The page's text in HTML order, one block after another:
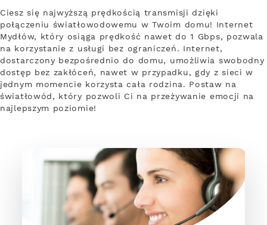
Ciesz się najwyższą prędkością transmisji dzięki
połączeniu światłowodowemu w Twoim domu! Internet
Mydłów, który osiąga prędkość nawet do 1 Gbps, pozwala
na korzystanie z usługi bez ograniczeń. Internet,
dostarczony bezpośrednio do domu, umożliwia swobodny
dostęp bez zakłóceń, nawet w przypadku, gdy z sieci w
jednym momencie korzysta cała rodzina. Postaw na
światłowód, który pozwoli Ci na przeżywanie emocji na
najlepszym poziomie!